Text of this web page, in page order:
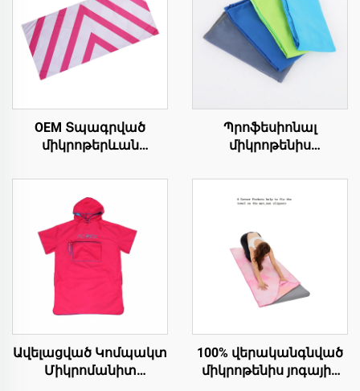
OEM Տպագրված
միկրոթերևան
Պրոֆեսիոնալ
միկրոթենիս
Ավելացված Կոմպակտ
Միկրոմանիտ
100% վերականգնված
միկրոթենիս յոգային